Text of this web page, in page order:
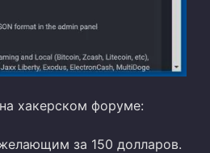
хакерском форуме:
за 150 долларов.